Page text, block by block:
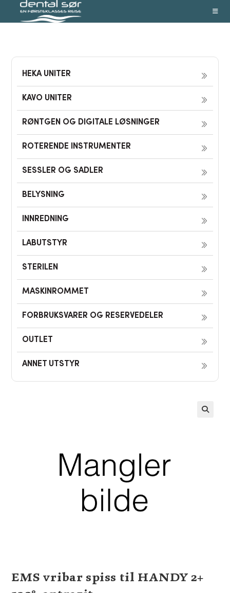
HEKA UNITER
KAVO UNITER
RØNTGEN OG DIGITALE LØSNINGER
ROTERENDE INSTRUMENTER
SESSLER OG SADLER
BELYSNING
INNREDNING
LABUTSTYR
STERILEN
MASKINROMMET
FORBRUKSVARER OG RESERVEDELER
OUTLET
ANNET UTSTYR
EMS vribar spiss til HANDY 2+